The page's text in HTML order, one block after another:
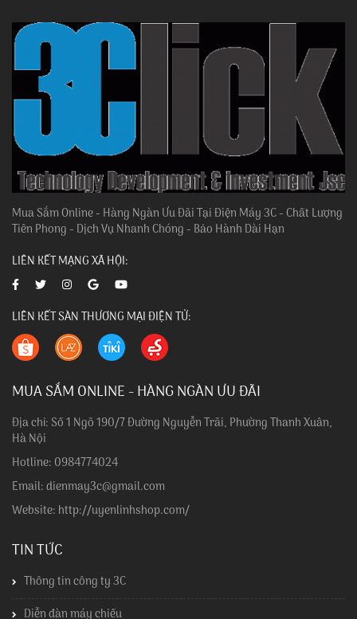
Mua Sắm Online - Hàng Ngàn Ưu Đãi Tại Điện Máy 3C - Chất Lượng
Tiên Phong - Dịch Vụ Nhanh Chóng - Bảo Hành Dài Hạn
LIÊN KẾT MẠNG XÃ HỘI:
LIÊN KẾT SÀN THƯƠNG MẠI ĐIỆN TỬ:
MUA SẮM ONLINE - HÀNG NGÀN ƯU ĐÃI
Địa chỉ: Số 1 Ngõ 190/7 Đường Nguyễn Trãi, Phường Thanh Xuân,
Hà Nội
Hotline: 0984774024
Email: dienmay3c@gmail.com
Website: http://uyenlinhshop.com/
TIN TỨC
Thông tin công ty 3C
Diễn đàn máy chiếu